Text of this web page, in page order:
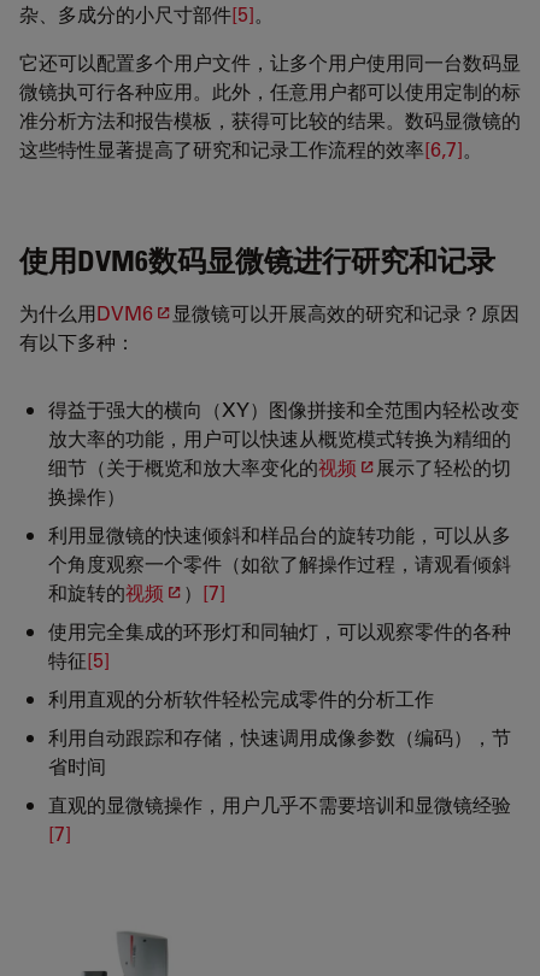
杂、多成分的小尺寸部件[5]。
它还可以配置多个用户文件，让多个用户使用同一台数码显
微镜执可行各种应用。此外，任意用户都可以使用定制的标
准分析方法和报告模板，获得可比较的结果。数码显微镜的
这些特性显著提高了研究和记录工作流程的效率[6,7]。
使用DVM6数码显微镜进行研究和记录
为什么用DVM6
显微镜可以开展高效的研究和记录？原因
有以下多种：
得益于强大的横向（XY）图像拼接和全范围内轻松改变
放大率的功能，用户可以快速从概览模式转换为精细的
细节（关于概览和放大率变化的视频
展示了轻松的切
换操作）
利用显微镜的快速倾斜和样品台的旋转功能，可以从多
个角度观察一个零件（如欲了解操作过程，请观看倾斜
和旋转的视频 ） [7]
使用完全集成的环形灯和同轴灯，可以观察零件的各种
特征[5]
利用直观的分析软件轻松完成零件的分析工作
利用自动跟踪和存储，快速调用成像参数（编码），节
省时间
直观的显微镜操作，用户几乎不需要培训和显微镜经验
[7]